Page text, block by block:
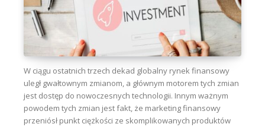
W ciągu ostatnich trzech dekad globalny rynek finansowy
uległ gwałtownym zmianom, a głównym motorem tych zmian
jest dostęp do nowoczesnych technologii. Innym ważnym
powodem tych zmian jest fakt, że marketing finansowy
przeniósł punkt ciężkości ze skomplikowanych produktów